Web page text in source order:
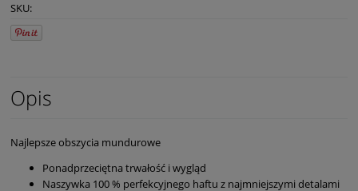
SKU:
Opis
Najlepsze obszycia mundurowe
Ponadprzeciętna trwałość i wygląd
Naszywka 100 % perfekcyjnego haftu z najmniejszymi detalami